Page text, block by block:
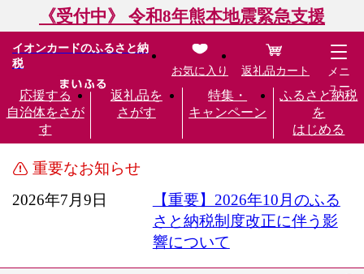
《受付中》 令和8年熊本地震緊急支援
イオンカードのふるさと納
税
応援する
自治体をさが
す
返礼品を
さがす
特集・
キャンペーン
ふるさと納税
を
はじめる
お気に入り 返礼品カート
メニ
ュー
重要なお知らせ
2026年7月9日
【重要】2026年10月のふる
さと納税制度改正に伴う影
響について